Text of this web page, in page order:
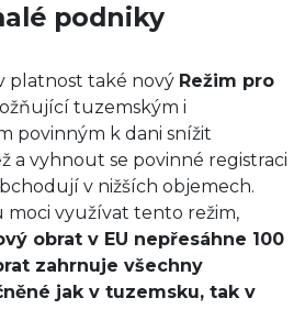
podniky
platnost také nový Režim pro
tuzemským i
povinným k dani snížit
a vyhnout se povinné registraci
v nižších objemech.
využívat tento režim,
obrat v EU nepřesáhne 100
zahrnuje všechny
jak v tuzemsku, tak v